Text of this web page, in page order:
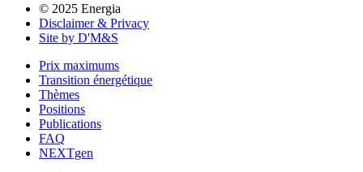
© 2025 Energia
Disclaimer & Privacy
Site by D'M&S
Prix maximums
Transition énergétique
Thèmes
Positions
Publications
FAQ
NEXTgen